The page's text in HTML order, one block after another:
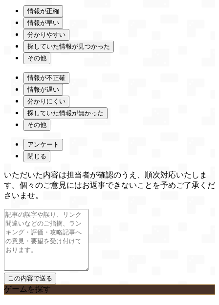
情報が正確
情報が早い
分かりやすい
探していた情報が見つかった
その他
情報が不正確
情報が遅い
分かりにくい
探していた情報が無かった
その他
アンケート
閉じる
いただいた内容は担当者が確認のうえ、順次対応いたしま
す。個々のご意見にはお返事できないことを予めご了承くだ
さいませ。
ゲームを探す